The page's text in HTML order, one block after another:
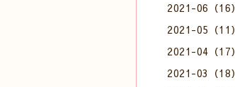
2021-06（16）
2021-05（11）
2021-04（17）
2021-03（18）